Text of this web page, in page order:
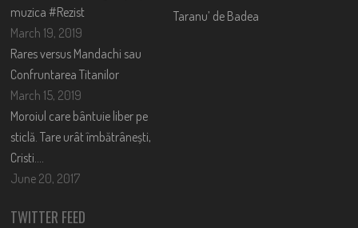
muzica #Rezist
March 19, 2019
Rares versus Mandachi sau
Confruntarea Titanilor
March 15, 2019
Moroiul care bântuie liber pe
sticlă. Tare urât îmbătrânești,
Cristi….
June 20, 2017
Taranu’ de Badea
TWITTER FEED